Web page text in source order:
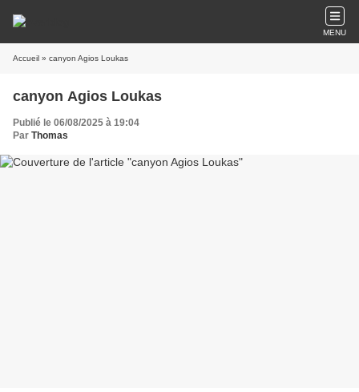
MENU
Accueil » canyon Agios Loukas
canyon Agios Loukas
Publié le 06/08/2025 à 19:04
Par Thomas